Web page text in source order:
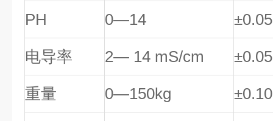
PH 0—14 ±0.05
电导率 2— 14 mS/cm ±0.05
重量 0—150kg